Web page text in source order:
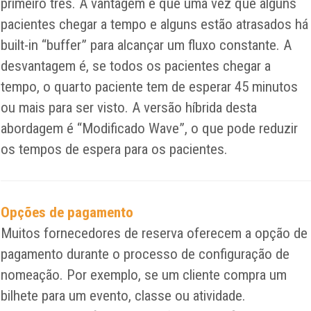
primeiro três. A vantagem é que uma vez que alguns
pacientes chegar a tempo e alguns estão atrasados ​​há
built-in “buffer” para alcançar um fluxo constante. A
desvantagem é, se todos os pacientes chegar a
tempo, o quarto paciente tem de esperar 45 minutos
ou mais para ser visto. A versão híbrida desta
abordagem é “Modificado Wave”, o que pode reduzir
os tempos de espera para os pacientes.
Opções de pagamento
Muitos fornecedores de reserva oferecem a opção de
pagamento durante o processo de configuração de
nomeação. Por exemplo, se um cliente compra um
bilhete para um evento, classe ou atividade.